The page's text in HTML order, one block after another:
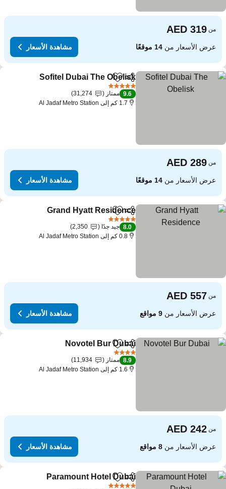
من
عرض الأسعار من14 موقعًا مشاهدة الأسعار
مشاركةAdd to favorites
Sofitel Dubai The Obelisk
9.6 ممتاز
31,274
1.7 كم إلى Al Jadaf Metro Station
من
عرض الأسعار من14 موقعًا مشاهدة الأسعار
مشاركةAdd to favorites
Grand Hyatt Residence
8.0 جيد جدًا
2,350
0.8 كم إلى Al Jadaf Metro Station
من
عرض الأسعار من9 مواقع مشاهدة الأسعار
مشاركةAdd to favorites
Novotel Bur Dubai
8.9 ممتاز
11,934
1.6 كم إلى Al Jadaf Metro Station
من
عرض الأسعار من8 مواقع مشاهدة الأسعار
مشاركةAdd to favorites
Paramount Hotel Dubai